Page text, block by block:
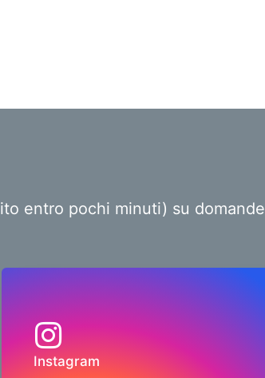
entro pochi minuti) su domande
Instagram